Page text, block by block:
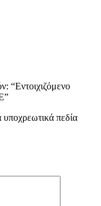
“Εντοιχιζόμενο
υποχρεωτικά πεδία